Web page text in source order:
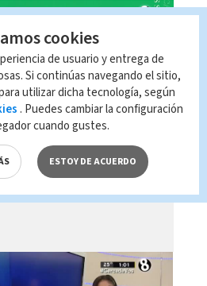
Directo con Paula
agosto 2026
cookies
de usuario y entrega de
Si continúas navegando el sitio,
utilizar dicha tecnología, según
. Puedes cambiar la configuración
cuando gustes.
ESTOY DE ACUERDO